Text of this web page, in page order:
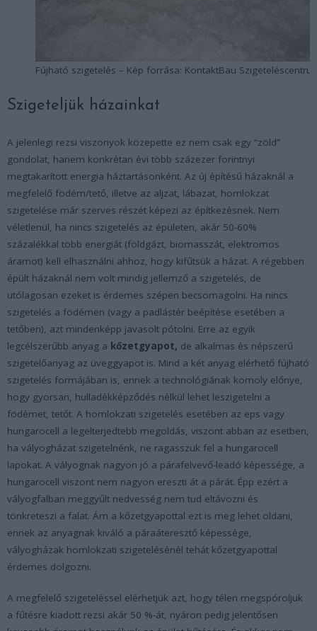
Fújható szigetelés – Kép forrása: KontaktBau
Szigeteljük házainkat
A jelenlegi rezsi viszonyok közepette ez nem csak egy “zöld”
gondolat, hanem konkrétan évi több százezer forintnyi
megtakarított energia háztartásonként. Az új építésű házaknál a
megfelelő födém/tető, illetve az aljzat, lábazat, homlokzat
szigetelése már szerves részét képezi az építkezésnek. Nem
véletlenül, ha nincs szigetelés az épületen, akár 50-60%
százalékkal több energiát (földgázt, biomasszát, elektromos
áramot) kell elhasználni ahhoz, hogy kifűtsük a házat. A régebben
épült házaknál nem volt mindig jellemző a szigetelés, de
utólagosan ezeket is érdemes szépen becsomagolni. Ha nincs
szigetelés a födémen (vagy a padlástér beépítése esetében a
tetőben), azt mindenképp javasolt pótolni. Erre az egyik
legcélszerűbb anyag a kőzetgyapot, de alkalmas és népszerű
szigetelőanyag az üveggyapot is. Mind a két anyag elérhető fújható
szigetelés formájában is, ennek a technológiának komoly előnye,
hogy gyorsan, hulladékképződés nélkül lehet leszigetelni a
födémet, tetőt. A homlokzati szigetelés esetében az eps vagy
hungarocell a legelterjedtebb megoldás, viszont abban az esetben,
ha vályogházat szigetelnénk, ne ragasszuk fel a hungarocell
lapokat. A vályognak nagyon jó a párafelvevő-leadó képessége, a
hungarocell viszont nem nagyon ereszti át a párát. Épp ezért a
vályogfalban meggyűlt nedvesség nem tud eltávozni és
tönkreteszi a falat. Ám a kőzetgyapottal ezt is meg lehet oldani,
ennek az anyagnak kiváló a páraáteresztő képessége,
vályogházak homlokzati szigetelésénél tehát kőzetgyapottal
érdemes dolgozni.
A megfelelő szigeteléssel elérhetjük azt, hogy télen megspóroljuk
a fűtésre kiadott rezsi akár 50 %-át, nyáron pedig jelentősen